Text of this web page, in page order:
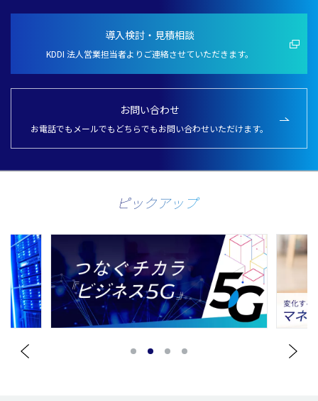
導入検討・見積相談
KDDI 法人営業担当者よりご連絡させていただきます。
お問い合わせ
お電話でもメールでもどちらでもお問い合わせいただけます。
ピックアップ